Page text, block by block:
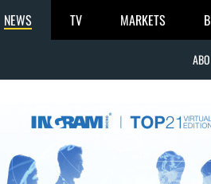
NEWS TV MARKETS
ABO